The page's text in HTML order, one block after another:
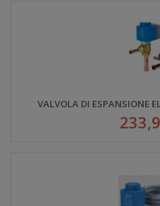
VALVOLA DI ESPANSIONE